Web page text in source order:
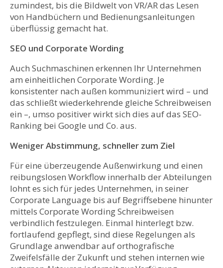
zumindest, bis die Bildwelt von VR/AR das Lesen
von Handbüchern und Bedienungsanleitungen
überflüssig gemacht hat.
SEO und Corporate Wording
Auch Suchmaschinen erkennen Ihr Unternehmen
am einheitlichen Corporate Wording. Je
konsistenter nach außen kommuniziert wird – und
das schließt wiederkehrende gleiche Schreibweisen
ein –, umso positiver wirkt sich dies auf das SEO-
Ranking bei Google und Co. aus.
Weniger Abstimmung, schneller zum Ziel
Für eine überzeugende Außenwirkung und einen
reibungslosen Workflow innerhalb der Abteilungen
lohnt es sich für jedes Unternehmen, in seiner
Corporate Language bis auf Begriffsebene hinunter
mittels Corporate Wording Schreibweisen
verbindlich festzulegen. Einmal hinterlegt bzw.
fortlaufend gepflegt, sind diese Regelungen als
Grundlage anwendbar auf orthografische
Zweifelsfälle der Zukunft und stehen internen wie